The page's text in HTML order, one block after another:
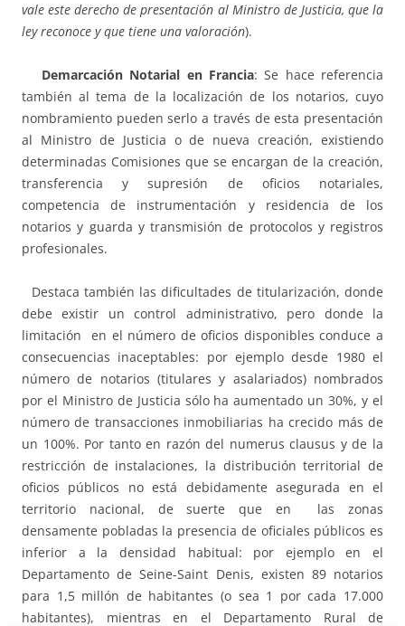
vale este derecho de presentación al Ministro de Justicia, que la
ley reconoce y que tiene una valoración).
Demarcación Notarial en Francia: Se hace referencia
también al tema de la localización de los notarios, cuyo
nombramiento pueden serlo a través de esta presentación
al Ministro de Justicia o de nueva creación, existiendo
determinadas Comisiones que se encargan de la creación,
transferencia y supresión de oficios notariales,
competencia de instrumentación y residencia de los
notarios y guarda y transmisión de protocolos y registros
profesionales.
Destaca también las dificultades de titularización, donde
debe existir un control administrativo, pero donde la
limitación en el número de oficios disponibles conduce a
consecuencias inaceptables: por ejemplo desde 1980 el
número de notarios (titulares y asalariados) nombrados
por el Ministro de Justicia sólo ha aumentado un 30%, y el
número de transacciones inmobiliarias ha crecido más de
un 100%. Por tanto en razón del numerus clausus y de la
restricción de instalaciones, la distribución territorial de
oficios públicos no está debidamente asegurada en el
territorio nacional, de suerte que en las zonas
densamente pobladas la presencia de oficiales públicos es
inferior a la densidad habitual: por ejemplo en el
Departamento de Seine-Saint Denis, existen 89 notarios
para 1,5 millón de habitantes (o sea 1 por cada 17.000
habitantes), mientras en el Departamento Rural de